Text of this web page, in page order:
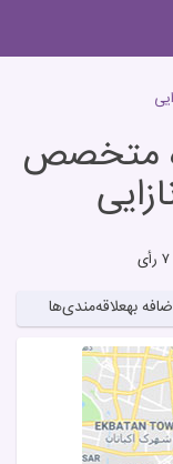
متخصص
۷ رأی
بهعلاقه‌مندی‌ها